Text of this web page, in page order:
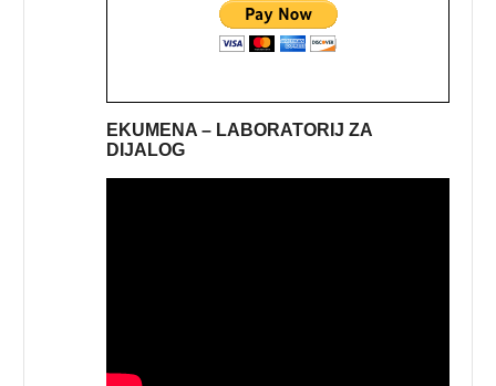
EKUMENA – LABORATORIJ ZA
DIJALOG